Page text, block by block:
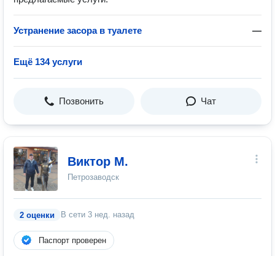
Устранение засора в туалете —
Ещё 134 услуги
Позвонить Чат
Виктор М.
Петрозаводск
2 оценки В сети 3 нед. назад
Паспорт проверен